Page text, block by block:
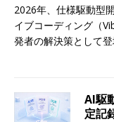
2026年、仕様駆動型
イブコーディング（
発者の解決策として登
AI駆
定記